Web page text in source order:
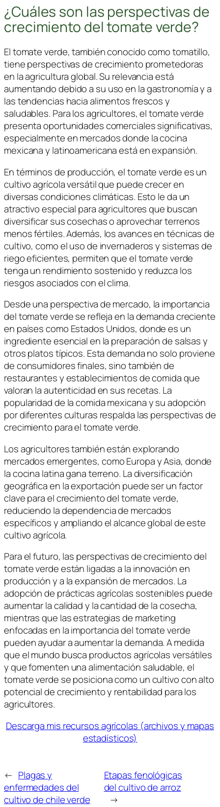
¿Cuáles son las perspectivas de
crecimiento del tomate verde?
El tomate verde, también conocido como tomatillo,
tiene perspectivas de crecimiento prometedoras
en la agricultura global. Su relevancia está
aumentando debido a su uso en la gastronomía y a
las tendencias hacia alimentos frescos y
saludables. Para los agricultores, el tomate verde
presenta oportunidades comerciales significativas,
especialmente en mercados donde la cocina
mexicana y latinoamericana está en expansión.
En términos de producción, el tomate verde es un
cultivo agrícola versátil que puede crecer en
diversas condiciones climáticas. Esto le da un
atractivo especial para agricultores que buscan
diversificar sus cosechas o aprovechar terrenos
menos fértiles. Además, los avances en técnicas de
cultivo, como el uso de invernaderos y sistemas de
riego eficientes, permiten que el tomate verde
tenga un rendimiento sostenido y reduzca los
riesgos asociados con el clima.
Desde una perspectiva de mercado, la importancia
del tomate verde se refleja en la demanda creciente
en países como Estados Unidos, donde es un
ingrediente esencial en la preparación de salsas y
otros platos típicos. Esta demanda no solo proviene
de consumidores finales, sino también de
restaurantes y establecimientos de comida que
valoran la autenticidad en sus recetas. La
popularidad de la comida mexicana y su adopción
por diferentes culturas respalda las perspectivas de
crecimiento para el tomate verde.
Los agricultores también están explorando
mercados emergentes, como Europa y Asia, donde
la cocina latina gana terreno. La diversificación
geográfica en la exportación puede ser un factor
clave para el crecimiento del tomate verde,
reduciendo la dependencia de mercados
específicos y ampliando el alcance global de este
cultivo agrícola.
Para el futuro, las perspectivas de crecimiento del
tomate verde están ligadas a la innovación en
producción y a la expansión de mercados. La
adopción de prácticas agrícolas sostenibles puede
aumentar la calidad y la cantidad de la cosecha,
mientras que las estrategias de marketing
enfocadas en la importancia del tomate verde
pueden ayudar a aumentar la demanda. A medida
que el mundo busca productos agrícolas versátiles
y que fomenten una alimentación saludable, el
tomate verde se posiciona como un cultivo con alto
potencial de crecimiento y rentabilidad para los
agricultores.
Descarga mis recursos agrícolas (archivos y mapas
estadísticos)
← Plagas y
enfermedades del
cultivo de chile verde
Etapas fenológicas
del cultivo de arroz
→